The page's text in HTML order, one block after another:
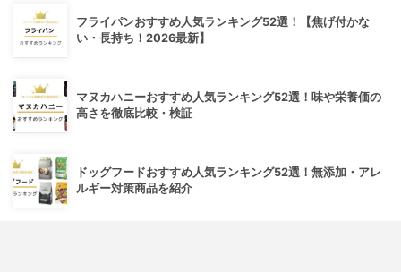
フライパンおすすめ人気ランキング52選！【焦げ付かな
い・長持ち！2026最新】
マヌカハニーおすすめ人気ランキング52選！味や栄養価の
高さを徹底比較・検証
ドッグフードおすすめ人気ランキング52選！無添加・アレ
ルギー対策商品を紹介